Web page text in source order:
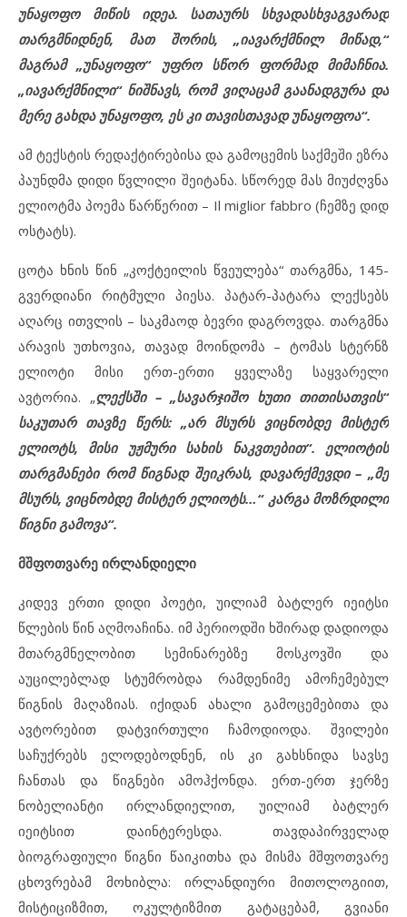
უნაყოფო მიწის იდეა. სათაურს სხვადასხვაგვარად
თარგმნიდნენ, მათ შორის, „იავარქმნილ მიწად,“
მაგრამ „უნაყოფო“ უფრო სწორ ფორმად მიმაჩნია.
„იავარქმნილი“ ნიშნავს, რომ ვიღაცამ გაანადგურა და
მერე გახდა უნაყოფო, ეს კი თავისთავად უნაყოფოა“.
ამ ტექსტის რედაქტირებისა და გამოცემის საქმეში ეზრა
პაუნდმა დიდი წვლილი შეიტანა. სწორედ მას მიუძღვნა
ელიოტმა პოემა წარწერით – Il miglior fabbro (ჩემზე დიდ
ოსტატს).
ცოტა ხნის წინ „კოქტეილის წვეულება“ თარგმნა, 145-
გვერდიანი რიტმული პიესა. პატარ-პატარა ლექსებს
აღარც ითვლის – საკმაოდ ბევრი დაგროვდა. თარგმნა
არავის უთხოვია, თავად მოინდომა – ტომას სტერნზ
ელიოტი მისი ერთ-ერთი ყველაზე საყვარელი
ავტორია. „ლექსში – „სავარჯიშო ხუთი თითისათვის“
საკუთარ თავზე წერს: „არ მსურს ვიცნობდე მისტერ
ელიოტს, მისი უჟმური სახის ნაკვთებით“. ელიოტის
თარგმანები რომ წიგნად შეიკრას, დავარქმევდი – „მე
მსურს, ვიცნობდე მისტერ ელიოტს…“ კარგა მოზრდილი
წიგნი გამოვა“.
მშფოთვარე ირლანდიელი
კიდევ ერთი დიდი პოეტი, უილიამ ბატლერ იეიტსი
წლების წინ აღმოაჩინა. იმ პერიოდში ხშირად დადიოდა
მთარგმნელობით სემინარებზე მოსკოვში და
აუცილებლად სტუმრობდა რამდენიმე ამოჩემებულ
წიგნის მაღაზიას. იქიდან ახალი გამოცემებითა და
ავტორებით დატვირთული ჩამოდიოდა. შვილები
საჩუქრებს ელოდებოდნენ, ის კი გახსნიდა სავსე
ჩანთას და წიგნები ამოჰქონდა. ერთ-ერთ ჯერზე
ნობელიანტი ირლანდიელით, უილიამ ბატლერ
იეიტსით დაინტერესდა. თავდაპირველად
ბიოგრაფიული წიგნი წაიკითხა და მისმა მშფოთვარე
ცხოვრებამ მოხიბლა: ირლანდიური მითოლოგიით,
მისტიციზმით, ოკულტიზმით გატაცებამ, გვიანი